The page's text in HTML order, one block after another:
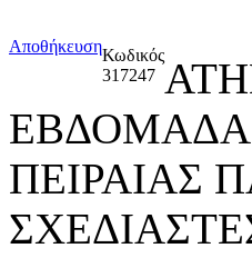
ΑποθήκευσηΚωδικός
317247
ΠΕΙΡΑΙΑΣ